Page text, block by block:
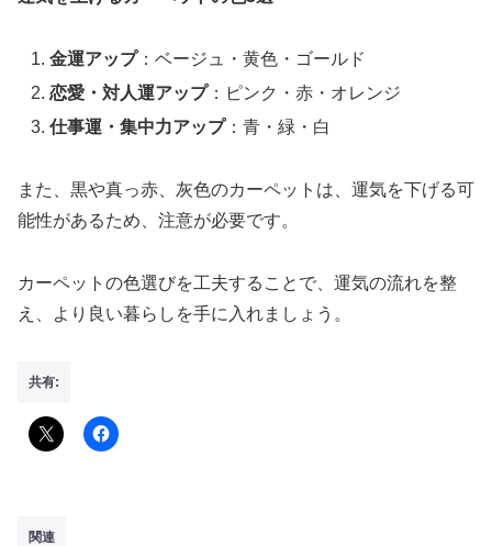
金運アップ：ベージュ・黄色・ゴールド
恋愛・対人運アップ：ピンク・赤・オレンジ
仕事運・集中力アップ：青・緑・白
また、黒や真っ赤、灰色のカーペットは、運気を下げる可
能性があるため、注意が必要です。
カーペットの色選びを工夫することで、運気の流れを整
え、より良い暮らしを手に入れましょう。
共有:
関連